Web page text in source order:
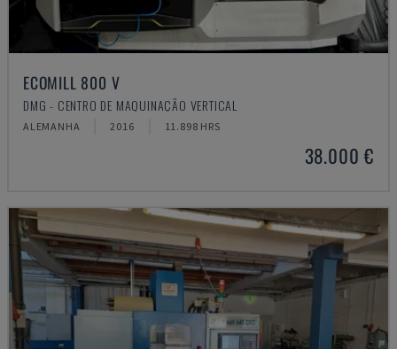
ECOMILL 800 V
DMG - CENTRO DE MAQUINAÇÃO VERTICAL
ALEMANHA 2016 11.898 HRS
38.000 €